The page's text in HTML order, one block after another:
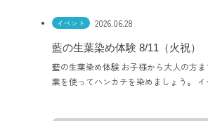
イベント 2026.06.28
藍の生葉染め体験 8/11（火祝）
藍の生葉染め体験 お子様から大人の方
葉を使ってハンカチを染めましょう。 イ